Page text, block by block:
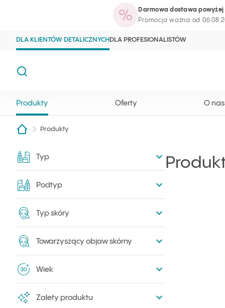
Darmowa dostawa powyżej
Promocja ważna od
Otwórz wyszukiwarkę
Produkty Oferty O nasBlog
DLA KLIENTÓW DETALICZNYCH DLA PROFESIONALISTÓW
Szukaj
Produkty Oferty O nas
Produkty
Filtry
Typ
Podtyp
Typ skóry
Towarzyszący objaw skórny
Wiek
Zalety produktu